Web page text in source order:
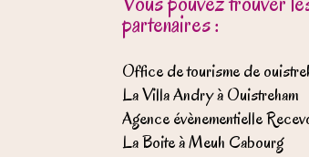
partenaires :
Office de tourisme de
La Villa Andry à Ouistreham
Agence évènementielle
La Boite à Meuh Cabourg